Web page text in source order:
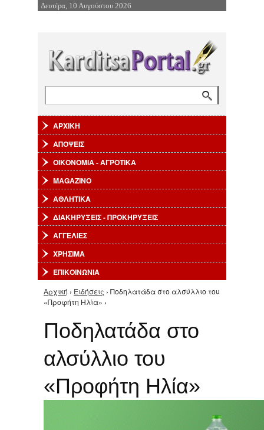
Επιστροφή στην Πλοήγηση
Δευτέρα, 10 Αυγούστου 2026
ΑΡΧΙΚΗ
ΑΠΟΨΕΙΣ
ΟΙΚΟΝΟΜΙΑ - ΑΓΡΟΤΙΚΑ
MAGAZINO
ΑΘΛΗΤΙΚΑ
ΔΙΑΚΗΡΥΞΕΙΣ - ΠΡΟΚΗΡΥΞΕΙΣ
ΑΓΓΕΛΙΕΣ
ΧΡΗΣΙΜΑ
ΕΠΙΚΟΙΝΩΝΙΑ
Είστε εδώ
Αρχική › Ειδήσεις › Ποδηλατάδα στο αλσύλλιο του
«Προφήτη Ηλία» ›
Ποδηλατάδα στο
αλσύλλιο του
«Προφήτη Ηλία»